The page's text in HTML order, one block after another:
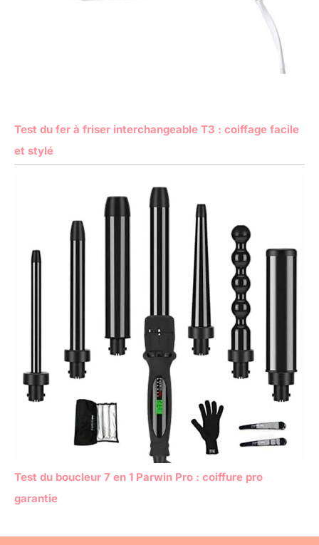
Test du fer à friser interchangeable T3 : coiffage facile
et stylé
Test du boucleur 7 en 1 Parwin Pro : coiffure pro
garantie